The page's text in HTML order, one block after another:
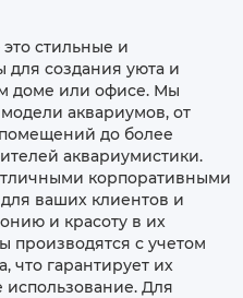
стильные и
для создания уюта и
доме или офисе. Мы
аквариумов, от
до более
аквариумистики.
корпоративными
ваших клиентов и
и красоту в их
производятся с учетом
что гарантирует их
использование. Для